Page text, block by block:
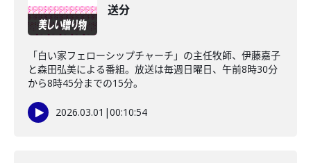
送分
「白い家フェローシップチャーチ」の主任牧師、伊藤嘉子
と森田弘美による番組。放送は毎週日曜日、午前8時30分
から8時45分までの15分。
2026.03.01 |00:10:54